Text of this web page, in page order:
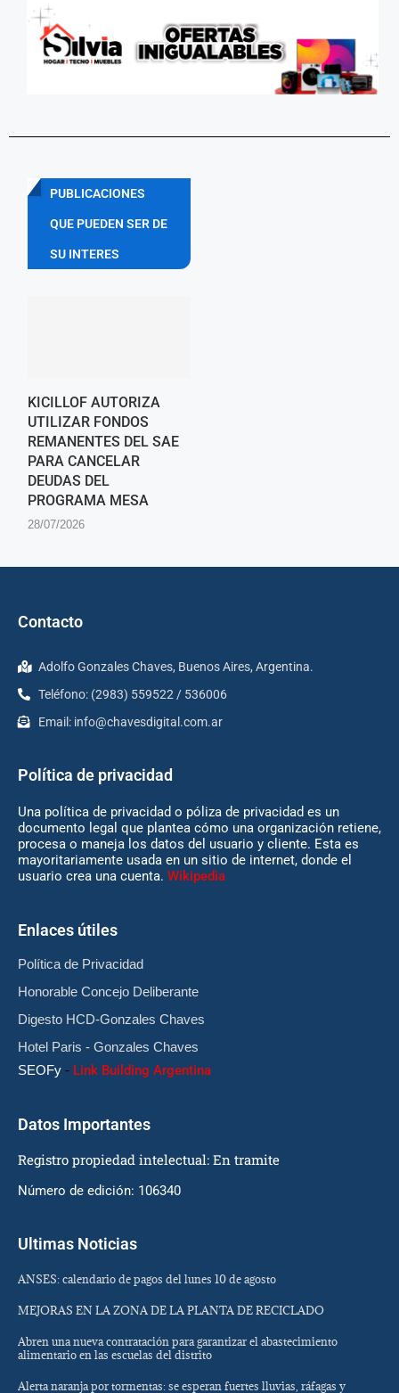
PUBLICACIONES
QUE PUEDEN SER DE
SU INTERES
KICILLOF AUTORIZA
UTILIZAR FONDOS
REMANENTES DEL SAE
PARA CANCELAR
DEUDAS DEL
PROGRAMA MESA
28/07/2026
Contacto
Adolfo Gonzales Chaves, Buenos Aires, Argentina.
Teléfono: (2983) 559522 / 536006
Email: info@chavesdigital.com.ar
Política de privacidad
Una política de privacidad o póliza de privacidad es un
documento legal que plantea cómo una organización retiene,
procesa o maneja los datos del usuario y cliente. Esta es
mayoritariamente usada en un sitio de internet, donde el
usuario crea una cuenta. Wikipedia
Enlaces útiles
Política de Privacidad
Honorable Concejo Deliberante
Digesto HCD-Gonzales Chaves
Hotel Paris - Gonzales Chaves
SEOFy - Link Building Argentina
Datos Importantes
Registro propiedad intelectual: En tramite
Número de edición: 106340
Ultimas Noticias
ANSES: calendario de pagos del lunes 10 de agosto
MEJORAS EN LA ZONA DE LA PLANTA DE RECICLADO
Abren una nueva contratación para garantizar el abastecimiento
alimentario en las escuelas del distrito
Alerta naranja por tormentas: se esperan fuertes lluvias, ráfagas y